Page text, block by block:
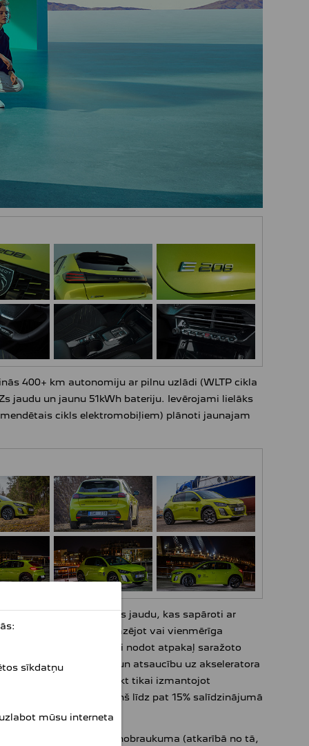
400+ km autonomiju ar pilnu uzlādi (WLTP cikla
jaudu un jaunu 51kWh bateriju. Ievērojami lielāks
cikls elektromobiļiem) plānoti jaunajam
attiecīgi 100 un 136 Zs jaudu, kas sapāroti ar
ģenerators, kas bremzējot vai vienmērīga
– baterija spēj ātri nodot atpakaļ saražoto
kopējo dinamiku un atsaucību uz akseleratora
ievērojamu laiku braukt tikai izmantojot
degvielas patēriņš līdz pat 15% salīdzinājumā
gadu vai 160 000 km nobraukuma (atkarībā no tā,
sīkdatņu
mūsu interneta